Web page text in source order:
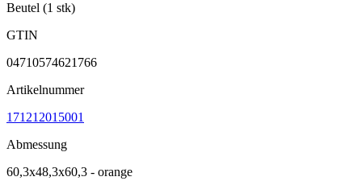
Beutel (1 stk)
GTIN
04710574621766
Artikelnummer
171212015001
Abmessung
60,3x48,3x60,3 - orange